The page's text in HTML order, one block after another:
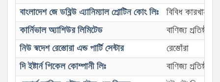
বাংলাদেশ জে ডব্লিউ এ্যানিম্যাল প্রোটিন কোং লিঃ
বিবিধ কারখানা
কার্নিভাল অ্যাশিউর লিমিটেড
বাণিজ্য
নিউ স্বদেশ রেস্তোরা এন্ড পার্টি সেন্টার
রেস্তোঁরা
দি ইষ্টার্ন পিকেল কোম্পানী লিঃ
বাণিজ্য